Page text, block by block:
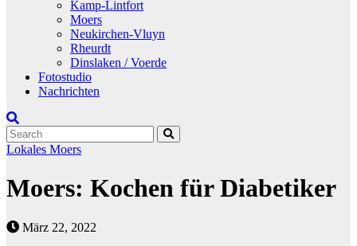
Kamp-Lintfort
Moers
Neukirchen-Vluyn
Rheurdt
Dinslaken / Voerde
Fotostudio
Nachrichten
Lokales Moers
Moers: Kochen für Diabetiker
März 22, 2022